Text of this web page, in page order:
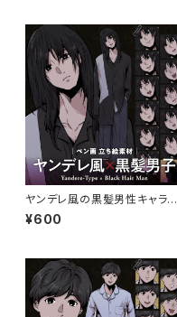
ヤンデレ風の黒髪男性キャラク
ターの立ち絵素材｜ペン画調・
ミステリー・犯人役向け
¥600